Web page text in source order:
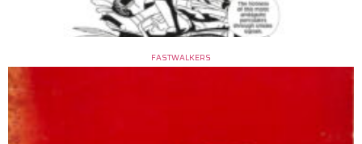
FASTWALKERS